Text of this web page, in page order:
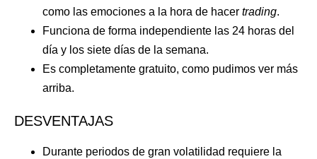
como las emociones a la hora de hacer trading.
Funciona de forma independiente las 24 horas del
día y los siete días de la semana.
Es completamente gratuito, como pudimos ver más
arriba.
DESVENTAJAS
Durante periodos de gran volatilidad requiere la